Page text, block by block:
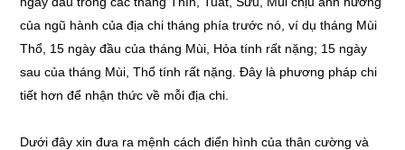
của ngũ hành của địa chi tháng phía trước nó, ví dụ tháng Mùi
Thổ, 15 ngày đầu của tháng Mùi, Hỏa tính rất nặng; 15 ngày
sau của tháng Mùi, Thổ tính rất nặng. Đây là phương pháp chi
tiết hơn để nhận thức về mỗi địa chi.
Dưới đây xin đưa ra mệnh cách điển hình của thân cường và